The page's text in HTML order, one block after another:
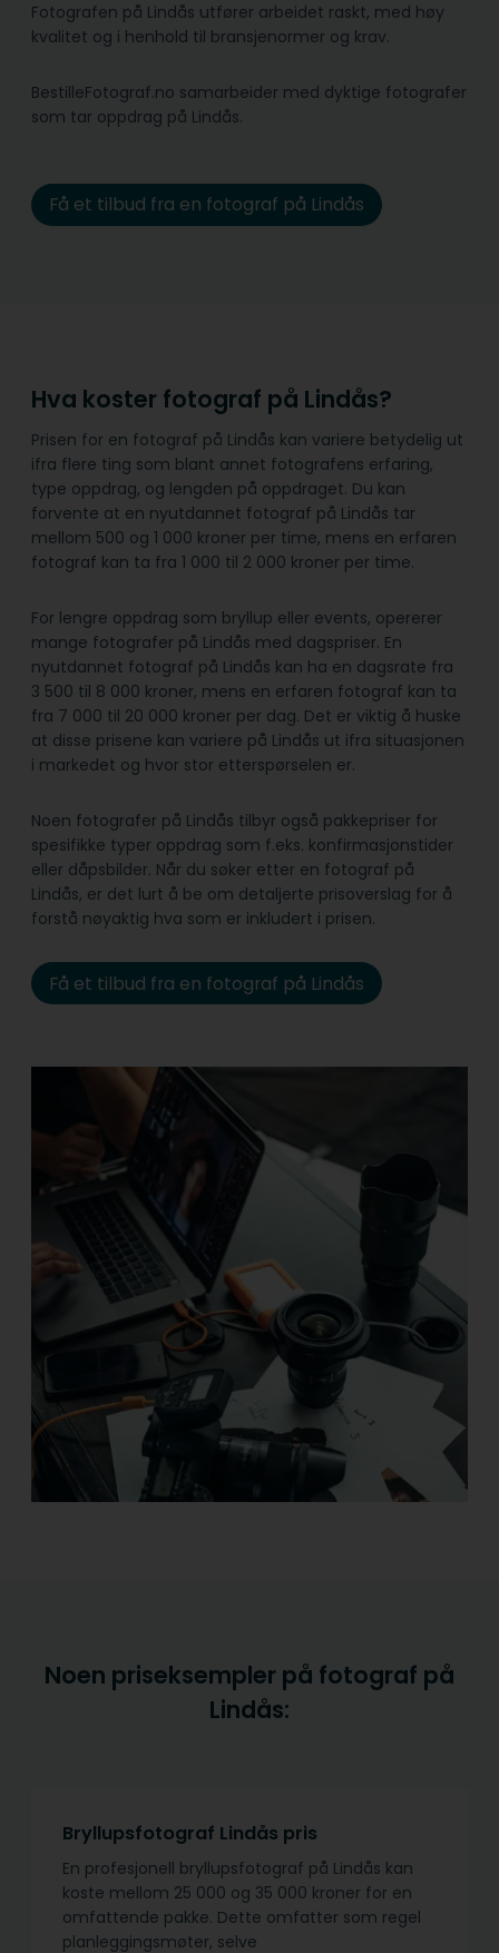
Fotografen på Lindås utfører arbeidet raskt, med høy
kvalitet og i henhold til bransje­normer og krav.
BestilleFotograf.no samarbeider med dyktige fotografer
som tar oppdrag på Lindås.
Få et tilbud fra en fotograf på Lindås
Hva koster fotograf på Lindås?
Prisen for en fotograf på Lindås kan variere betydelig ut
ifra flere ting som blant annet fotografens erfaring,
type oppdrag, og lengden på oppdraget. Du kan
forvente at en nyutdannet fotograf på Lindås tar
mellom 500 og 1 000 kroner per time, mens en erfaren
fotograf kan ta fra 1 000 til 2 000 kroner per time.
For lengre oppdrag som bryllup eller events, opererer
mange fotografer på Lindås med dagspriser. En
nyutdannet fotograf på Lindås kan ha en dagsrate fra
3 500 til 8 000 kroner, mens en erfaren fotograf kan ta
fra 7 000 til 20 000 kroner per dag. Det er viktig å huske
at disse prisene kan variere på Lindås ut ifra situasjonen
i markedet og hvor stor etterspørselen er.
Noen fotografer på Lindås tilbyr også pakkepriser for
spesifikke typer oppdrag som f.eks. konfirmasjonstider
eller dåpsbilder. Når du søker etter en fotograf på
Lindås, er det lurt å be om detaljerte prisoverslag for å
forstå nøyaktig hva som er inkludert i prisen.
Få et tilbud fra en fotograf på Lindås
Noen priseksempler på fotograf på
Lindås:
Bryllupsfotograf Lindås pris
En profesjonell bryllupsfotograf på Lindås kan
koste mellom 25 000 og 35 000 kroner for en
omfattende pakke. Dette omfatter som regel
planleggingsmøter, selve